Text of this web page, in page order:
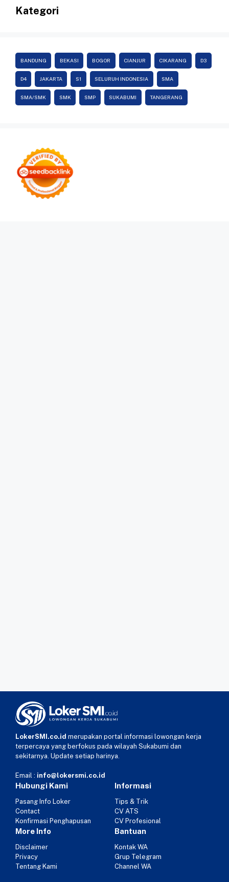
Kategori
BANDUNG BEKASI BOGOR CIANJUR CIKARANG D3
D4 JAKARTA S1 SELURUH INDONESIA SMA
SMA/SMK SMK SMP SUKABUMI TANGERANG
LokerSMI.co.id merupakan portal informasi lowongan kerja
terpercaya yang berfokus pada wilayah Sukabumi dan
sekitarnya. Update setiap harinya.
Email : info@lokersmi.co.id
Hubungi Kami
Pasang Info Loker
Contact
Konfirmasi Penghapusan
Informasi
Tips & Trik
CV ATS
CV Profesional
More Info
Disclaimer
Privacy
Tentang Kami
Bantuan
Kontak WA
Grup Telegram
Channel WA